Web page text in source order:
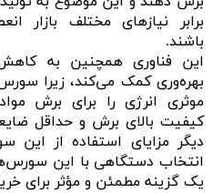
برابر نیازهای مختلف بازار
باشند.
این فناوری همچنین به
بهره‌وری کمک می‌کند، زیرا
موثری انرژی را برای برش
کیفیت بالای برش و حداقل
دیگر مزایای استفاده از این
انتخاب دستگاهی با این
یک گزینه مطمئن و مؤثر برای